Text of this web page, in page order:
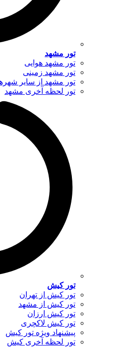
تور مشهد
تور مشهد هوایی
تور مشهد زمینی
تور مشهد از سایر شهرها
تور لحظه آخری مشهد
تور کیش
تور کیش از تهران
تور کیش از مشهد
تور کیش ارزان
تور کیش لاکچری
پیشنهاد ویژه تور کیش
تور لحظه آخری کیش